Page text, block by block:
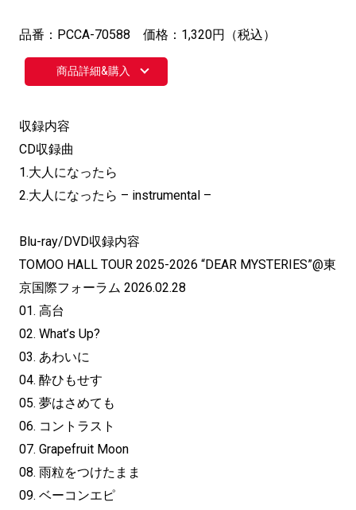
品番：PCCA-70588 価格：1,320円（税込）
商品詳細&購入
収録内容
CD収録曲
1.大人になったら
2.大人になったら – instrumental –
Blu-ray/DVD収録内容
TOMOO HALL TOUR 2025-2026 “DEAR MYSTERIES”@東
京国際フォーラム 2026.02.28
01. 高台
02. What’s Up?
03. あわいに
04. 酔ひもせす
05. 夢はさめても
06. コントラスト
07. Grapefruit Moon
08. 雨粒をつけたまま
09. ベーコンエピ